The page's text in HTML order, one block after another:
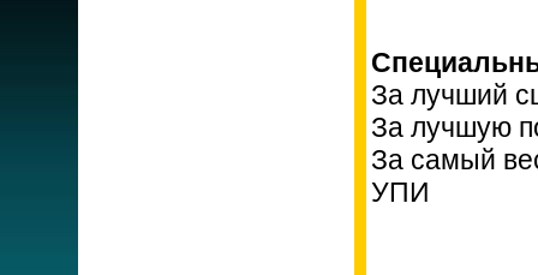
За лучший
За лучшую
За самый
УПИ